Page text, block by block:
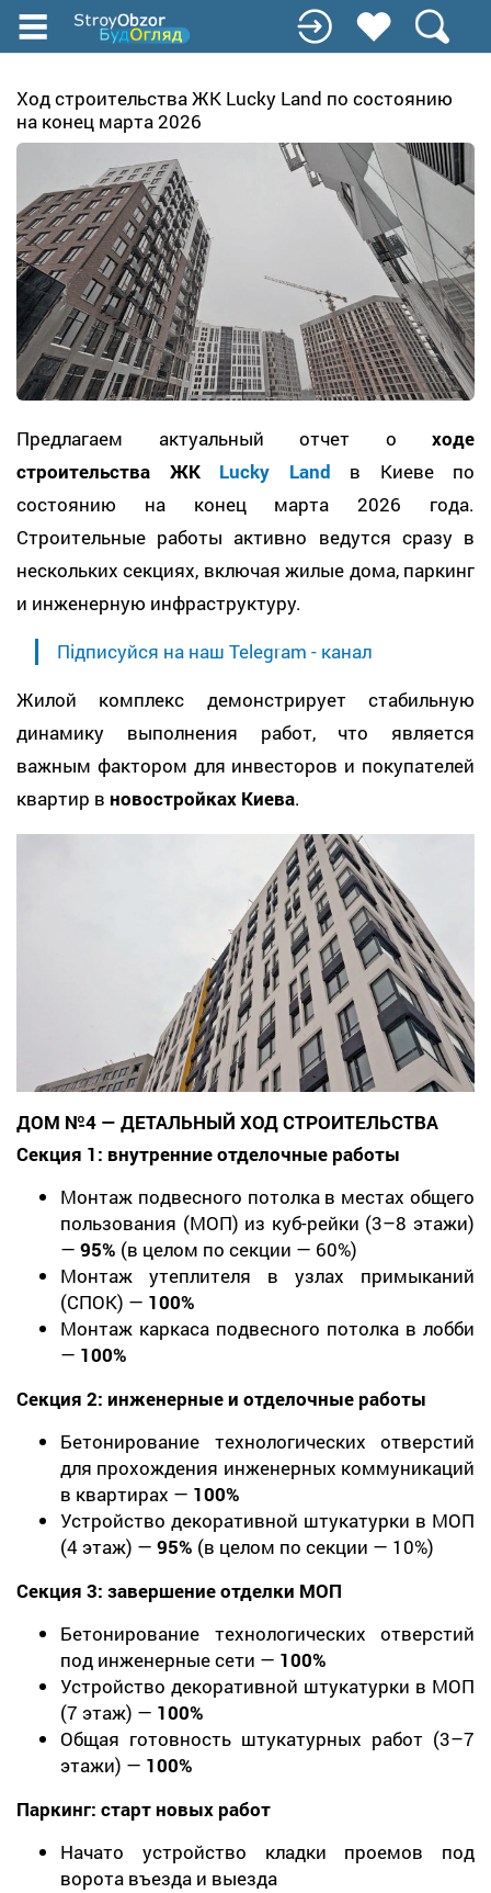
Перейти
содержанию
Ход строительства ЖК Lucky Land по состоянию
на конец марта 2026
Предлагаем актуальный отчет о ходе
строительства ЖК Lucky Land в Киеве по
состоянию на конец марта 2026 года.
Строительные работы активно ведутся сразу в
нескольких секциях, включая жилые дома, паркинг
и инженерную инфраструктуру.
Підписуйся на наш Telegram - канал
Жилой комплекс демонстрирует стабильную
динамику выполнения работ, что является
важным фактором для инвесторов и покупателей
квартир в новостройках Киева.
ДОМ №4 — ДЕТАЛЬНЫЙ ХОД СТРОИТЕЛЬСТВА
Секция 1: внутренние отделочные работы
Монтаж подвесного потолка в местах общего
пользования (МОП) из куб-рейки (3–8 этажи)
— 95% (в целом по секции — 60%)
Монтаж утеплителя в узлах примыканий
(СПОК) — 100%
Монтаж каркаса подвесного потолка в лобби
— 100%
Секция 2: инженерные и отделочные работы
Бетонирование технологических отверстий
для прохождения инженерных коммуникаций
в квартирах — 100%
Устройство декоративной штукатурки в МОП
(4 этаж) — 95% (в целом по секции — 10%)
Секция 3: завершение отделки МОП
Бетонирование технологических отверстий
под инженерные сети — 100%
Устройство декоративной штукатурки в МОП
(7 этаж) — 100%
Общая готовность штукатурных работ (3–7
этажи) — 100%
Паркинг: старт новых работ
Начато устройство кладки проемов под
ворота въезда и выезда